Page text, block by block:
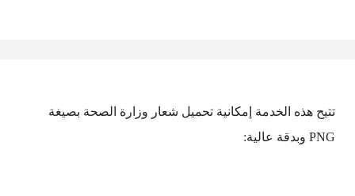
تتيح هذه الخدمة إمكانية تحميل شعار وزارة الصحة‏ بصيغة
PNG وبدقة عالية: